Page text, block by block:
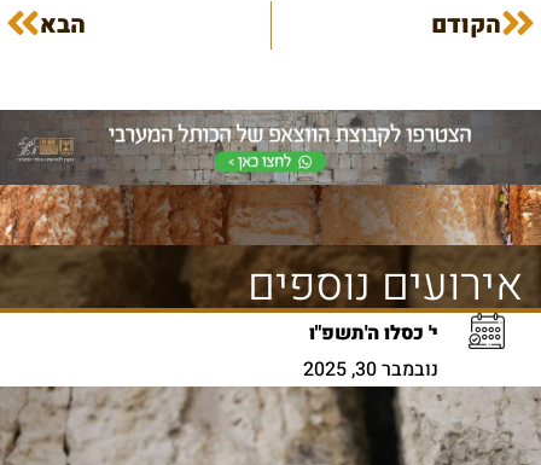
הקודם הבא
אירועים נוספים
י' כסלו ה'תשפ"ו
נובמבר 30, 2025